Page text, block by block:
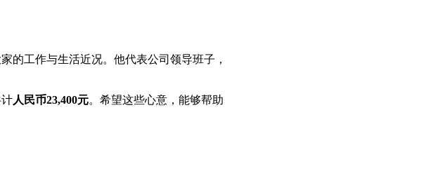
的工作与生活近况。他代表公司领导班子，
人民币23,400元。希望这些心意，能够帮助